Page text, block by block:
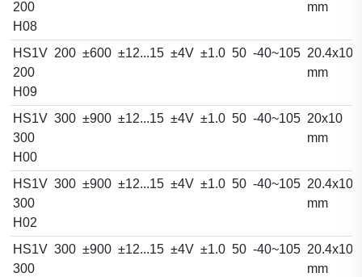
200
H08
mm
HS1V
200
H09
200 ±600 ±12...15 ±4V ±1.0 50 -40~105
mm
HS1V
300
H00
300 ±900 ±12...15 ±4V ±1.0 50 -40~105 20x10
mm
HS1V
300
H02
300 ±900 ±12...15 ±4V ±1.0 50 -40~105
mm
HS1V
300
300 ±900 ±12...15 ±4V ±1.0 50 -40~105
mm